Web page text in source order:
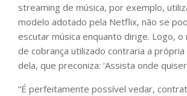
streaming de música, por exemplo,
modelo adotado pela Netflix, não se
escutar música enquanto dirige. Logo,
de cobrança utilizado contraria a própria
dela, que preconiza: ‘Assista onde
“É perfeitamente possível vedar,